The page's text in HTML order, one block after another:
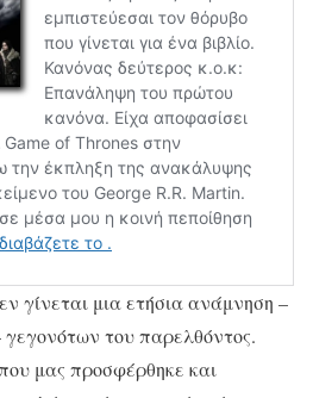
γίνεται μια ετήσια ανάμνηση –
γεγονότων του παρελθόντος.
μας προσφέρθηκε και